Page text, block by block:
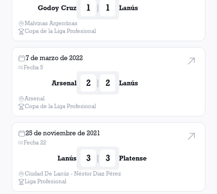
Godoy Cruz 1 | 1 Lanús
Malvinas Argentinas
Copa de la Liga Profesional
7 de marzo de 2022
Fecha 5
Arsenal 2 | 2 Lanús
Arsenal
Copa de la Liga Profesional
25 de noviembre de 2021
Fecha 22
Lanús 3 | 3 Platense
Ciudad De Lanús - Néstor Diaz Pérez
Liga Profesional